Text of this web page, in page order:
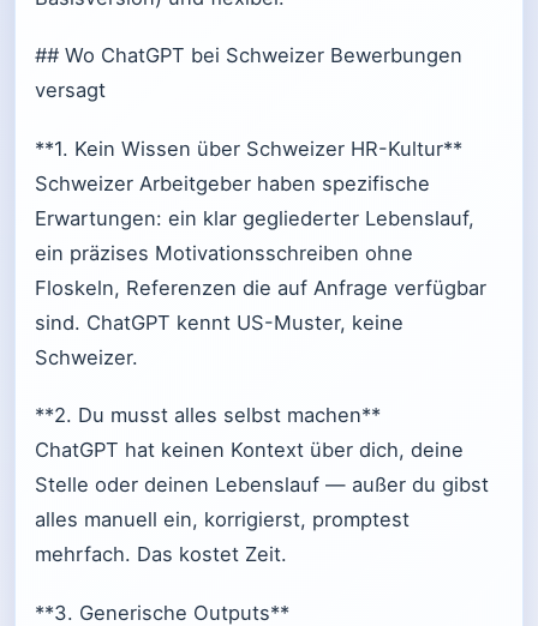
## Wo ChatGPT bei Schweizer Bewerbungen
versagt
**1. Kein Wissen über Schweizer HR-Kultur**
Schweizer Arbeitgeber haben spezifische
Erwartungen: ein klar gegliederter Lebenslauf,
ein präzises Motivationsschreiben ohne
Floskeln, Referenzen die auf Anfrage verfügbar
sind. ChatGPT kennt US-Muster, keine
Schweizer.
**2. Du musst alles selbst machen**
ChatGPT hat keinen Kontext über dich, deine
Stelle oder deinen Lebenslauf — außer du gibst
alles manuell ein, korrigierst, promptest
mehrfach. Das kostet Zeit.
**3. Generische Outputs**